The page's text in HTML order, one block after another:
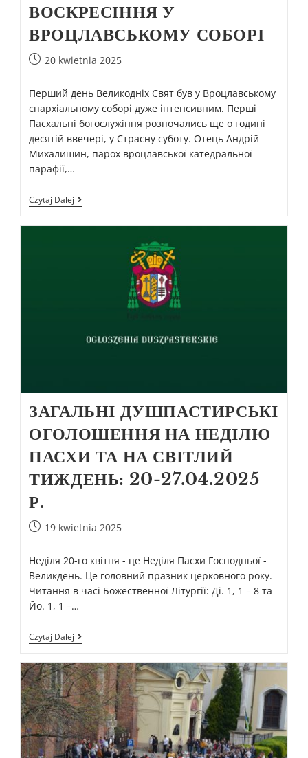
ВОСКРЕСІННЯ У
ВРОЦЛАВСЬКОМУ СОБОРІ
20 kwietnia 2025
Перший день Великодніх Свят був у Вроцлавському
єпархіальному соборі дуже інтенсивним. Перші
Пасхальні богослужіння розпочались ще о годині
десятій ввечері, у Страсну суботу. Отець Андрій
Михалишин, парох вроцлавської катедральної
парафії,…
Czytaj Dalej
ЗАГАЛЬНІ ДУШПАСТИРСЬКІ
ОГОЛОШЕННЯ НА НЕДІЛЮ
ПАСХИ ТА НА СВІТЛИЙ
ТИЖДЕНЬ: 20-27.04.2025
Р.
19 kwietnia 2025
Неділя 20-го квітня - це Неділя Пасхи Господньої -
Великдень. Це головний празник церковного року.
Читання в часі Божественної Літургії: Ді. 1, 1 – 8 та
Йо. 1, 1 –…
Czytaj Dalej